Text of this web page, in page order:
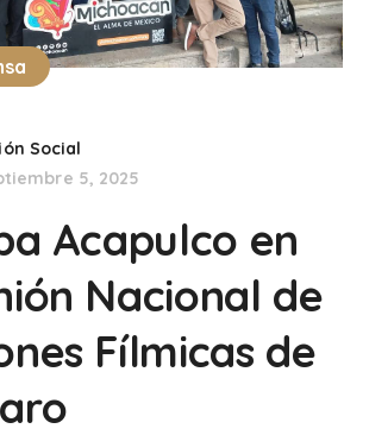
Social
5, 2025
Acapulco en
Nacional de
Fílmicas de